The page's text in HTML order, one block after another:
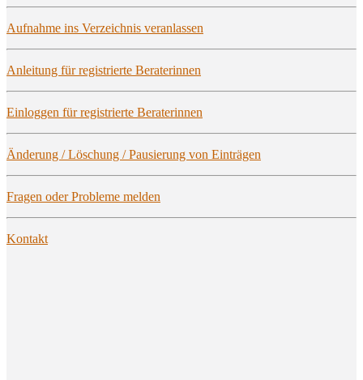
Auf­nah­me ins Ver­zeich­nis veranlassen
Anlei­tung für regis­trier­te Beraterinnen
Ein­log­gen für regis­trier­te Beraterinnen
Ände­rung / Löschung / Pau­sie­rung von Einträgen
Fra­gen oder Pro­ble­me melden
Kon­takt